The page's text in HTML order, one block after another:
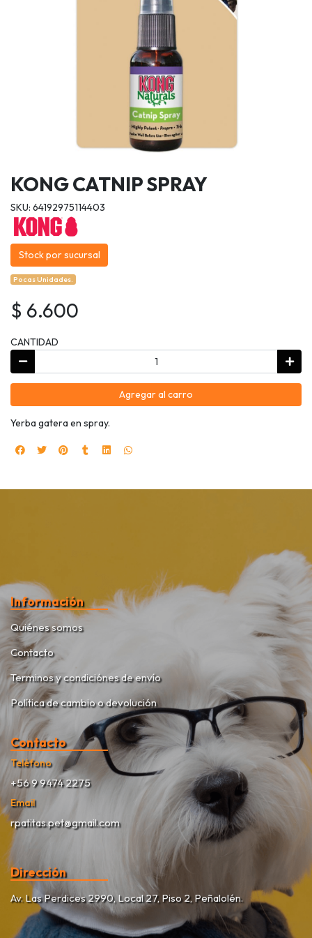
KONG CATNIP SPRAY
SKU: 64192975114403
Stock por sucursal
Pocas Unidades.
$ 6.600
CANTIDAD
Agregar al carro
Yerba gatera en spray.
Información
Quiénes somos
Contacto
Terminos y condiciónes de envío
Política de cambio o devolución
Contacto
Teléfono
+56 9 9474 2275
Email
rpatitas.pet@gmail.com
Dirección
Av. Las Perdices 2990, Local 27, Piso 2, Peñalolén.